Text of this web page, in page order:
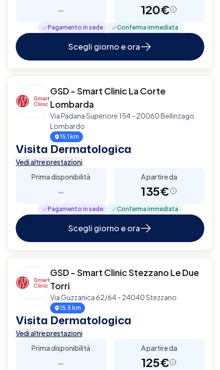
- 120€
Pagamento in sede Conferma immediata
Scegli giorno e ora
GSD - Smart Clinic La Corte
Lombarda
Via Padana Superiore 154 - 20060 Bellinzago
Lombardo
15.1 km
Visita Dermatologica
Vedi altre prestazioni
Prima disponibilità
-
A partire da
135€
Pagamento in sede Conferma immediata
Scegli giorno e ora
GSD - Smart Clinic Stezzano Le Due
Torri
Via Guzzanica 62/64 - 24040 Stezzano
15.5 km
Visita Dermatologica
Vedi altre prestazioni
Prima disponibilità
-
A partire da
125€